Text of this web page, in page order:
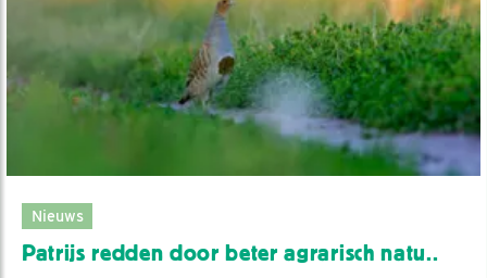
Nieuws
Patrijs redden door beter agrarisch natu..